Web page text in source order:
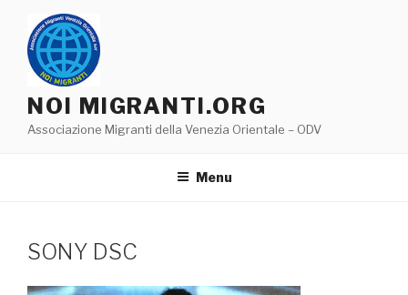
contenuto
NOI MIGRANTI.ORG
Associazione Migranti della Venezia Orientale – ODV
Menu
SONY DSC